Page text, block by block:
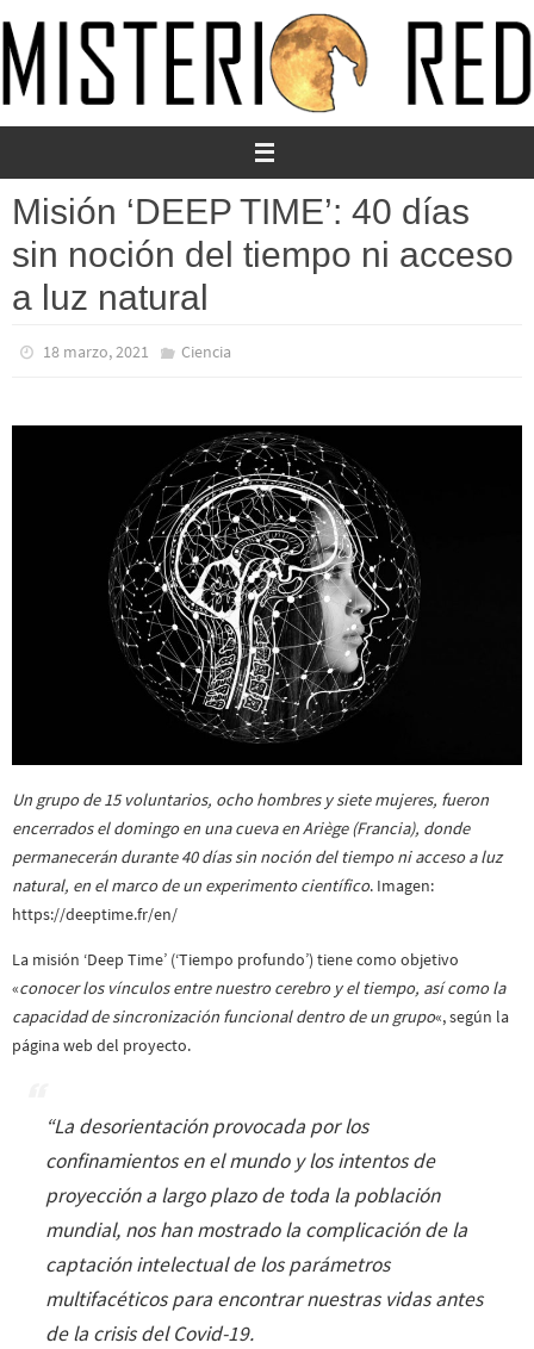
al
contenido
Misión ‘DEEP TIME’: 40 días
sin noción del tiempo ni acceso
a luz natural
18 marzo, 2021 Ciencia
Un grupo de 15 voluntarios, ocho hombres y siete mujeres, fueron
encerrados el domingo en una cueva en Ariège (Francia), donde
permanecerán durante 40 días sin noción del tiempo ni acceso a luz
natural, en el marco de un experimento científico. Imagen:
https://deeptime.fr/en/
La misión ‘Deep Time’ (‘Tiempo profundo’) tiene como objetivo
«conocer los vínculos entre nuestro cerebro y el tiempo, así como la
capacidad de sincronización funcional dentro de un grupo«, según la
página web del proyecto.
“La desorientación provocada por los
confinamientos en el mundo y los intentos de
proyección a largo plazo de toda la población
mundial, nos han mostrado la complicación de la
captación intelectual de los parámetros
multifacéticos para encontrar nuestras vidas antes
de la crisis del Covid-19.